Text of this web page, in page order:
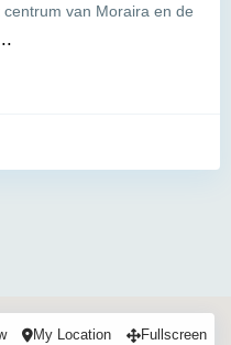
van Moraira en de
My Location Fullscreen